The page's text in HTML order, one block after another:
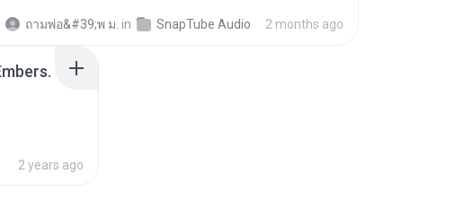
ถามพ่อ&#39;พ ม. in SnapTube Audio 2 months ago
2 years ago